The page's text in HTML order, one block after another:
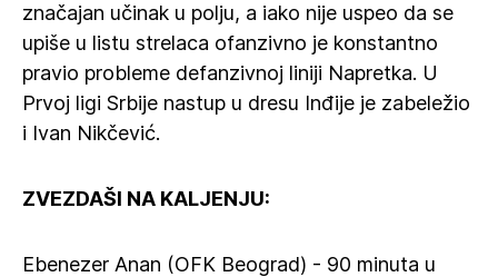
značajan učinak u polju, a iako nije uspeo da se
upiše u listu strelaca ofanzivno je konstantno
pravio probleme defanzivnoj liniji Napretka. U
Prvoj ligi Srbije nastup u dresu Inđije je zabeležio
i Ivan Nikčević.
ZVEZDAŠI NA KALJENJU:
Ebenezer Anan (OFK Beograd) - 90 minuta u